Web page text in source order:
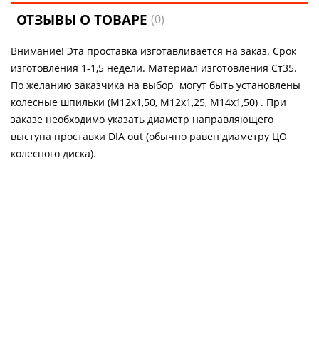
ОТЗЫВЫ О ТОВАРЕ(0)
Внимание! Эта проставка изготавливается на заказ. Срок
изготовления 1-1,5 недели. Материал изготовления Ст35.
По желанию заказчика на выбор могут быть установлены
колесные шпильки (М12х1,50, М12х1,25, М14х1,50) . При
заказе необходимо указать диаметр направляющего
выступа проставки DIA out (обычно равен диаметру ЦО
колесного диска).